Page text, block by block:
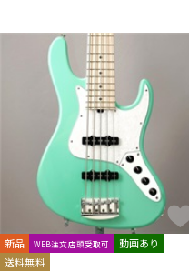
新品 WEB注文店頭受取可
動画あり
送料無料